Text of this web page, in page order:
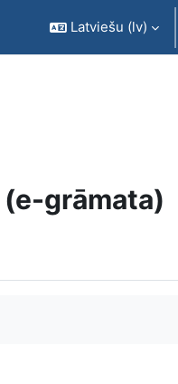
Latviešu ‎(lv)‎
grāmata)